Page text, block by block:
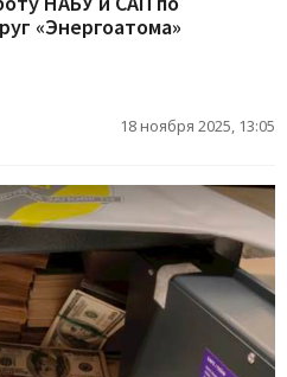
«Энергоатома»
18 ноября 2025, 13:05